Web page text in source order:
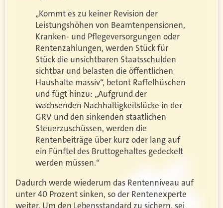
„Kommt es zu keiner Revision der
Leistungshöhen von Beamtenpensionen,
Kranken- und Pflegeversorgungen oder
Rentenzahlungen, werden Stück für
Stück die unsichtbaren Staatsschulden
sichtbar und belasten die öffentlichen
Haushalte massiv“, betont Raffelhüschen
und fügt hinzu: „Aufgrund der
wachsenden Nachhaltigkeitslücke in der
GRV und den sinkenden staatlichen
Steuerzuschüssen, werden die
Rentenbeiträge über kurz oder lang auf
ein Fünftel des Bruttogehaltes gedeckelt
werden müssen.“
Dadurch werde wiederum das Rentenniveau auf
unter 40 Prozent sinken, so der Rentenexperte
weiter. Um den Lebensstandard zu sichern, sei